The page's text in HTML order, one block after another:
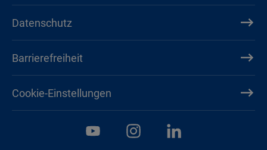
Datenschutz
Barrierefreiheit
Cookie-Einstellungen